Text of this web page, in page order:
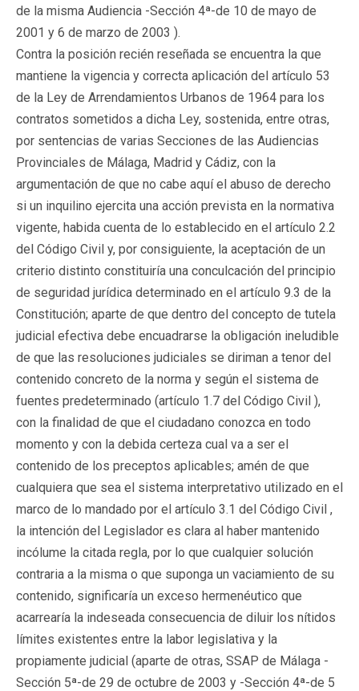
de la misma Audiencia -Sección 4ª-de 10 de mayo de
2001 y 6 de marzo de 2003 ).
Contra la posición recién reseñada se encuentra la que
mantiene la vigencia y correcta aplicación del artículo 53
de la Ley de Arrendamientos Urbanos de 1964 para los
contratos sometidos a dicha Ley, sostenida, entre otras,
por sentencias de varias Secciones de las Audiencias
Provinciales de Málaga, Madrid y Cádiz, con la
argumentación de que no cabe aquí el abuso de derecho
si un inquilino ejercita una acción prevista en la normativa
vigente, habida cuenta de lo establecido en el artículo 2.2
del Código Civil y, por consiguiente, la aceptación de un
criterio distinto constituiría una conculcación del principio
de seguridad jurídica determinado en el artículo 9.3 de la
Constitución; aparte de que dentro del concepto de tutela
judicial efectiva debe encuadrarse la obligación ineludible
de que las resoluciones judiciales se diriman a tenor del
contenido concreto de la norma y según el sistema de
fuentes predeterminado (artículo 1.7 del Código Civil ),
con la finalidad de que el ciudadano conozca en todo
momento y con la debida certeza cual va a ser el
contenido de los preceptos aplicables; amén de que
cualquiera que sea el sistema interpretativo utilizado en el
marco de lo mandado por el artículo 3.1 del Código Civil ,
la intención del Legislador es clara al haber mantenido
incólume la citada regla, por lo que cualquier solución
contraria a la misma o que suponga un vaciamiento de su
contenido, significaría un exceso hermenéutico que
acarrearía la indeseada consecuencia de diluir los nítidos
límites existentes entre la labor legislativa y la
propiamente judicial (aparte de otras, SSAP de Málaga -
Sección 5ª-de 29 de octubre de 2003 y -Sección 4ª-de 5